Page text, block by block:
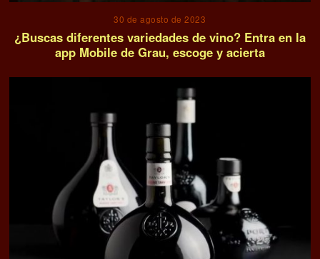
30 de agosto de 2023
¿Buscas diferentes variedades de vino? Entra en la
app Mobile de Grau, escoge y acierta